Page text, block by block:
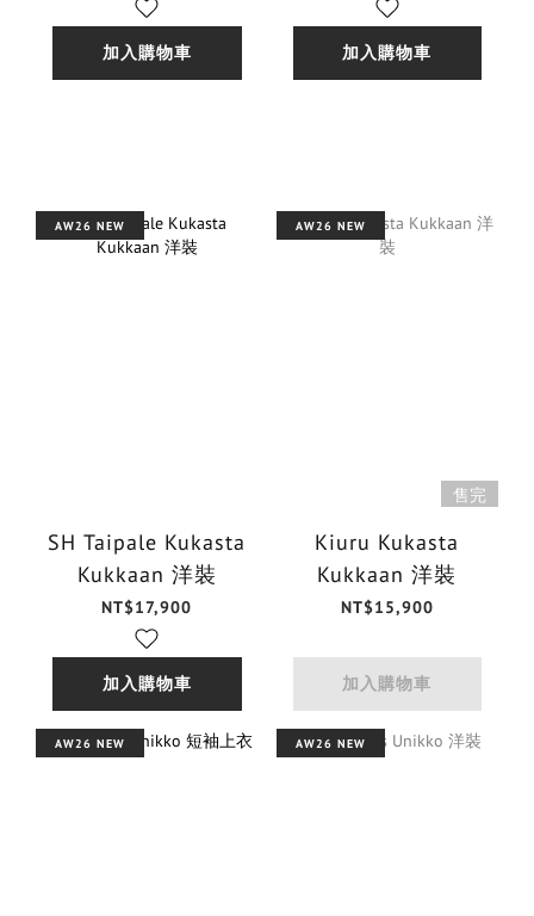
加入購物車 加入購物車
AW26 NEW
SH Taipale Kukasta
Kukkaan 洋裝
NT$17,900
加入購物車
AW26 NEW
售完
Kiuru Kukasta
Kukkaan 洋裝
NT$15,900
加入購物車
AW26 NEW AW26 NEW